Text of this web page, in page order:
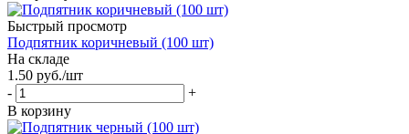
Быстрый просмотр
Подпятник коричневый (100 шт)
На складе
1.50 руб./шт
-
+
В корзину